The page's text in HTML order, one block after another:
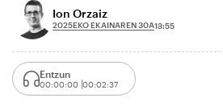
Ion Orzaiz
2025EKO EKAINAREN 30A13:55
Entzun
00:00:00 00:02:37